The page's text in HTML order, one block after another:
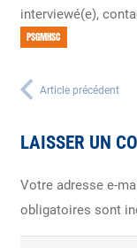
interviewé(e),
PSGMHSC
Article précédent
LAISSER UN
Votre adresse e-
obligatoires sont